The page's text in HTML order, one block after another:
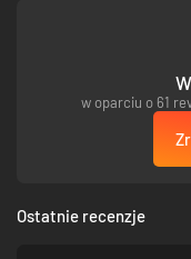
Exceptionally
unparalleled artistic
Explore Benoit
Original score by
Previously in Syberia
w oparciu o 61
Ostatnie recenzje